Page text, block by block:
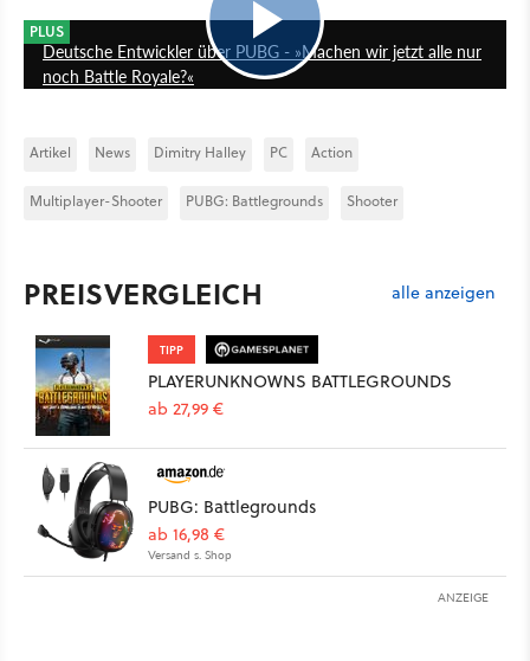
PLUS
Deutsche Entwickler über PUBG - »Machen wir jetzt alle nur
noch Battle Royale?«
Artikel News Dimitry Halley PC Action
Multiplayer-Shooter PUBG: Battlegrounds Shooter
PREISVERGLEICH alle anzeigen
TIPP
PLAYERUNKNOWNS BATTLEGROUNDS
ab 27,99 €
PUBG: Battlegrounds
ab 16,98 €
Versand s. Shop
ANZEIGE